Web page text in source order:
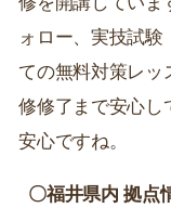
ォロー、実技試
ての無料対策レ
修修了まで安心し
安心ですね。
〇福井県内 拠点